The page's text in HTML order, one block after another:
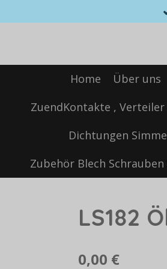
Hauptinhalt
Home Über uns
ZuendKontakte ,
Dichtungen
Zubehör Blech Schrauben
LS182
0,00 €